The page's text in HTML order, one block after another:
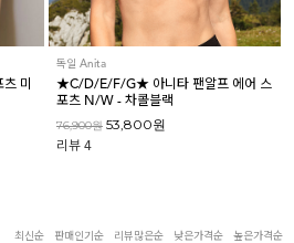
노와이어
미
독일 Anita
★C/D/E/F/G★ 아니타 팬알프 에어 스
포츠 N/W - 차콜블랙
76,900원 53,800원
리뷰 4
최신순 판매인기순 리뷰많은순 낮은가격순 높은가격순